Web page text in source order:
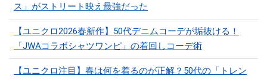
ス」がストリート映え最強だった
【ユニクロ2026春新作】50代デニムコーデが垢抜ける！
「JWAコラボシャツワンピ」の着回しコーデ術
【ユニクロ注目】春は何を着るのが正解？50代の「トレン